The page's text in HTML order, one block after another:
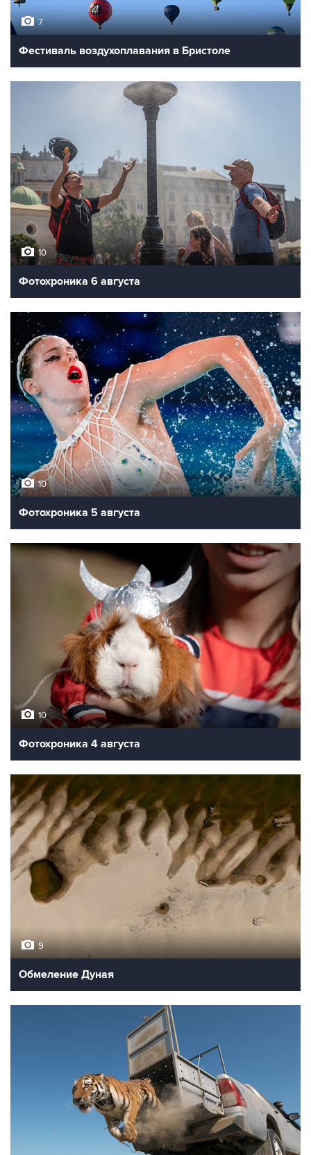
7
Фестиваль воздухоплавания в Бристоле
10
Фотохроника 6 августа
10
Фотохроника 5 августа
10
Фотохроника 4 августа
9
Обмеление Дуная